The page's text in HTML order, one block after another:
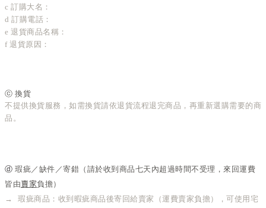
c 訂購大名：
d 訂購電話：
e 退貨商品名稱：
f 退貨原因：
ⓒ 換貨
不提供換貨服務，如需換貨請依退貨流程退完商品，再重新選購需要的商
品。
ⓓ 瑕疵／缺件 ／寄錯 （請於收到商品七天內超過時間不受理， 來回運費
皆由賣家負擔）
→ 瑕疵商品：收到暇疵商品後寄回給賣家（運費賣家負擔），可使用宅